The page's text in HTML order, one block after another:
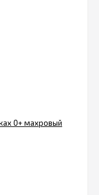
0+ махровый